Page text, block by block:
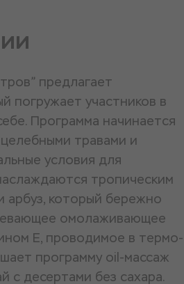
предлагает
погружает участников в
Программа начинается
травами и
условия для
тропическим
арбуз, который бережно
омолаживающее
Е, проводимое в термо-
программу oil-массаж
с десертами без сахара.